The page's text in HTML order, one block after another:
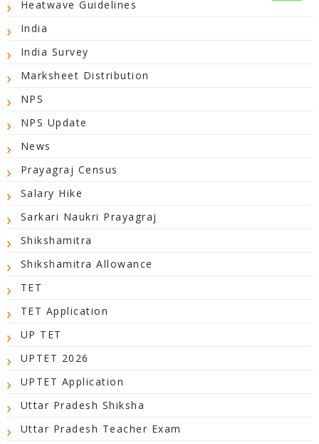
Heatwave Guidelines
India
India Survey
Marksheet Distribution
NPS
NPS Update
News
Prayagraj Census
Salary Hike
Sarkari Naukri Prayagraj
Shikshamitra
Shikshamitra Allowance
TET
TET Application
UP TET
UPTET 2026
UPTET Application
Uttar Pradesh Shiksha
Uttar Pradesh Teacher Exam